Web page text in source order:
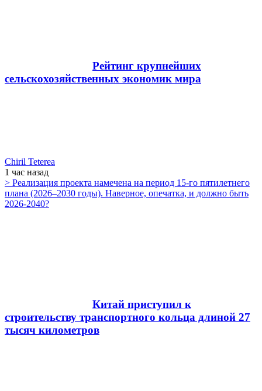
Рейтинг крупнейших
сельскохозяйственных экономик мира
Chiril Teterea
1 час назад
> Реализация проекта намечена на период 15-го пятилетнего
плана (2026–2030 годы). Наверное, опечатка, и должно быть
2026-2040?
Китай приступил к
строительству транспортного кольца длиной 27
тысяч километров